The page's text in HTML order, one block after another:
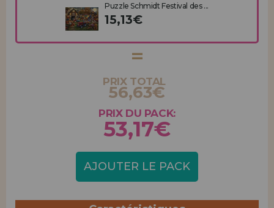
Puzzle Schmidt Festival des ...
15,13€
PRIX TOTAL
56,63€
PRIX DU PACK:
53,17€
AJOUTER LE PACK